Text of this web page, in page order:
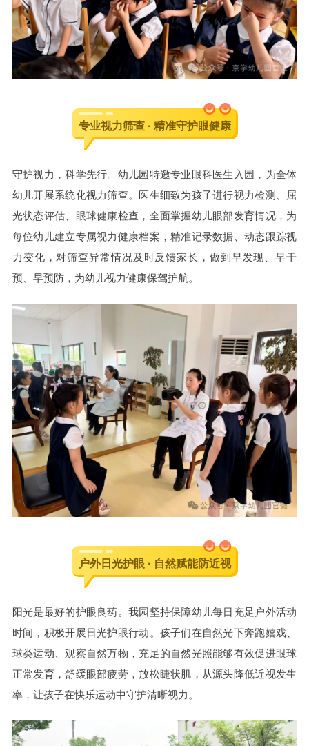
专业视力筛查 · 精准守护眼健康
守护视力，科学先行。幼儿园特邀专业眼科医生入园，为全体
幼儿开展系统化视力筛查。医生细致为孩子进行视力检测、屈
光状态评估、眼球健康检查，全面掌握幼儿眼部发育情况，为
每位幼儿建立专属视力健康档案，精准记录数据、动态跟踪视
力变化，对筛查异常情况及时反馈家长，做到早发现、早干
预、早预防，为幼儿视力健康保驾护航。
户外日光护眼 · 自然赋能防近视
阳光是最好的护眼良药。我园坚持保障幼儿每日充足户外活动
时间，积极开展日光护眼行动。孩子们在自然光下奔跑嬉戏、
球类运动、观察自然万物，充足的自然光照能够有效促进眼球
正常发育，舒缓眼部疲劳，放松睫状肌，从源头降低近视发生
率，让孩子在快乐运动中守护清晰视力。